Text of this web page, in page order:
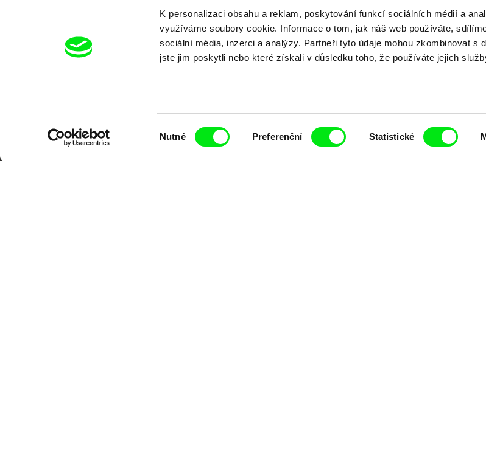
K personalizaci obsahu a reklam, poskytování funkcí sociálních médií a
využíváme soubory cookie. Informace o tom, jak náš web používáte,
sociální média, inzerci a analýzy. Partneři tyto údaje mohou zkombinovat s
jste jim poskytli nebo které získali v důsledku toho, že používáte jejich
Nutné Preferenční Statistické
Portál DAFilms.cz je výsledkem tvůrčí spolupráce 7 klíčových evropských
Alliance. Naším cílem je posouvat hranice dokumentárního filmu,
filmy.
Členové Doc Alliance